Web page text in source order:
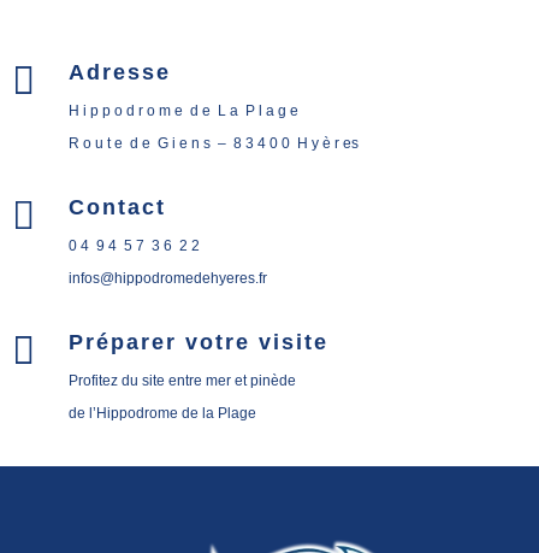
 Adresse
H i p p o d r o m e d e L a P l a g e
R o u t e d e G i e n s – 8 3 4 0 0 H y è r es
 Contact
0 4 9 4 5 7 3 6 2 2
infos@hippodromedehyeres.fr
 Préparer votre visite
Profitez du site entre mer et pinède
de l’Hippodrome de la Plage